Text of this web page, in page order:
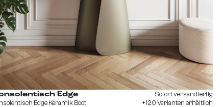
Edge
Edge Keramik Boot
Sofort versandfertig
+120 Varianten erhältlich